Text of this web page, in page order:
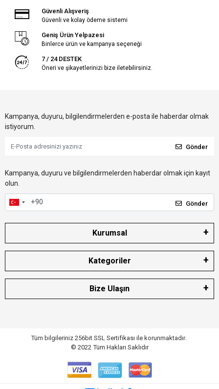
Güvenli Alışveriş
Güvenli ve kolay ödeme sistemi
Geniş Ürün Yelpazesi
Binlerce ürün ve kampanya seçeneği
7 / 24 DESTEK
Öneri ve şikayetlerinizi bize iletebilirsiniz.
Kampanya, duyuru, bilgilendirmelerden e-posta ile haberdar olmak
istiyorum.
Gönder
Kampanya, duyuru ve bilgilendirmelerden haberdar olmak için kayıt
olun.
Gönder
Kurumsal
Kategoriler
Bize Ulaşın
Tüm bilgileriniz 256bit SSL Sertifikası ile korunmaktadır.
© 2022 Tüm Hakları Saklıdır